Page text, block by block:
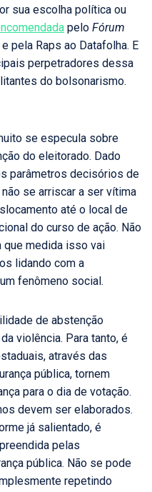
sua escolha política ou
pelo Fórum
e pela Raps ao Datafolha. E
perpetradores dessa
do bolsonarismo.
se especula sobre
do eleitorado. Dado
parâmetros decisórios de
se arriscar a ser vítima
até o local de
do curso de ação. Não
que medida isso vai
lidando com a
fenômeno social.
de abstenção
violência. Para tanto, é
através das
pública, tornem
para o dia de votação.
devem ser elaborados.
já salientado, é
pelas
pública. Não se pode
repetindo